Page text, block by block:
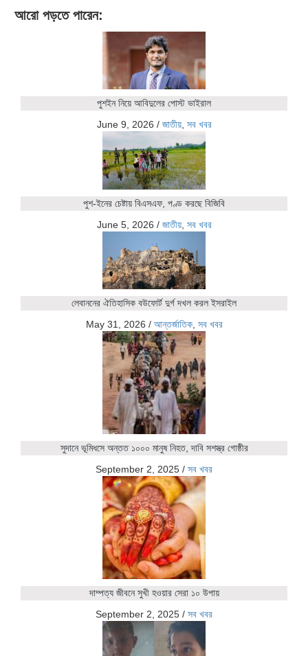
আরো পড়তে পারেন:
পুশইন নিয়ে আবিদুলের পোস্ট ভাইরাল
June 9, 2026 / জাতীয়, সব খবর
পুশ-ইনের চেষ্টায় বিএসএফ, পণ্ড করছে বিজিবি
June 5, 2026 / জাতীয়, সব খবর
লেবাননের ঐতিহাসিক বউফোর্ট দুর্গ দখল করল ইসরাইল
May 31, 2026 / আন্তর্জাতিক, সব খবর
সুদানে ভূমিধসে অন্তত ১০০০ মানুষ নিহত, দাবি সশস্ত্র গোষ্ঠীর
September 2, 2025 / সব খবর
দাম্পত্য জীবনে সুখী হওয়ার সেরা ১০ উপায়
September 2, 2025 / সব খবর